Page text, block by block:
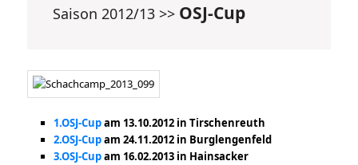
Saison 2012/13 >> OSJ-Cup
1.OSJ-Cupam 13.10.2012 in Tirschenreuth
2.OSJ-Cupam 24.11.2012 in Burglengenfeld
3.OSJ-Cupam 16.02.2013 in Hainsacker